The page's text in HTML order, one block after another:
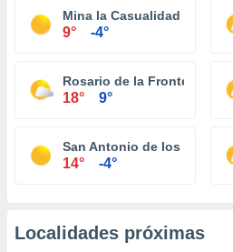
Mina la Casualidad
9° -4°
Rosario de la Frontera
18° 9°
San Antonio de los Cobres
14° -4°
Localidades próximas